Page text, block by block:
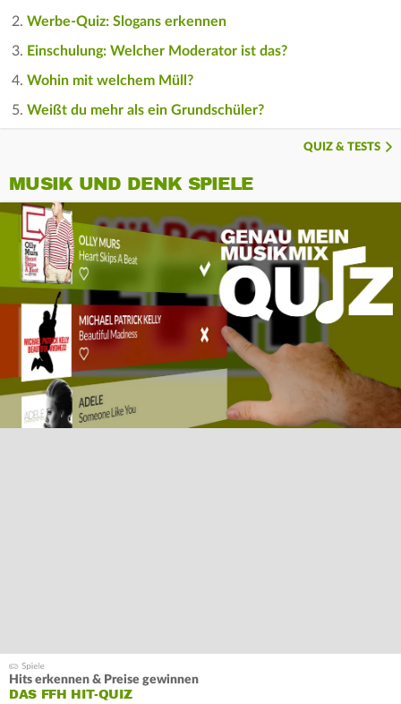
Werbe-Quiz: Slogans erkennen
Einschulung: Welcher Moderator ist das?
Wohin mit welchem Müll?
Weißt du mehr als ein Grundschüler?
QUIZ & TESTS
MUSIK UND DENK SPIELE
Hits erkennen & Preise gewinnen
DAS FFH HIT-QUIZ